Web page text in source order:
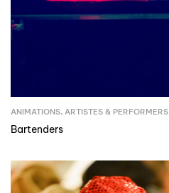
ANIMATIONS, ARTISTES & PERFORMERS
Bartenders